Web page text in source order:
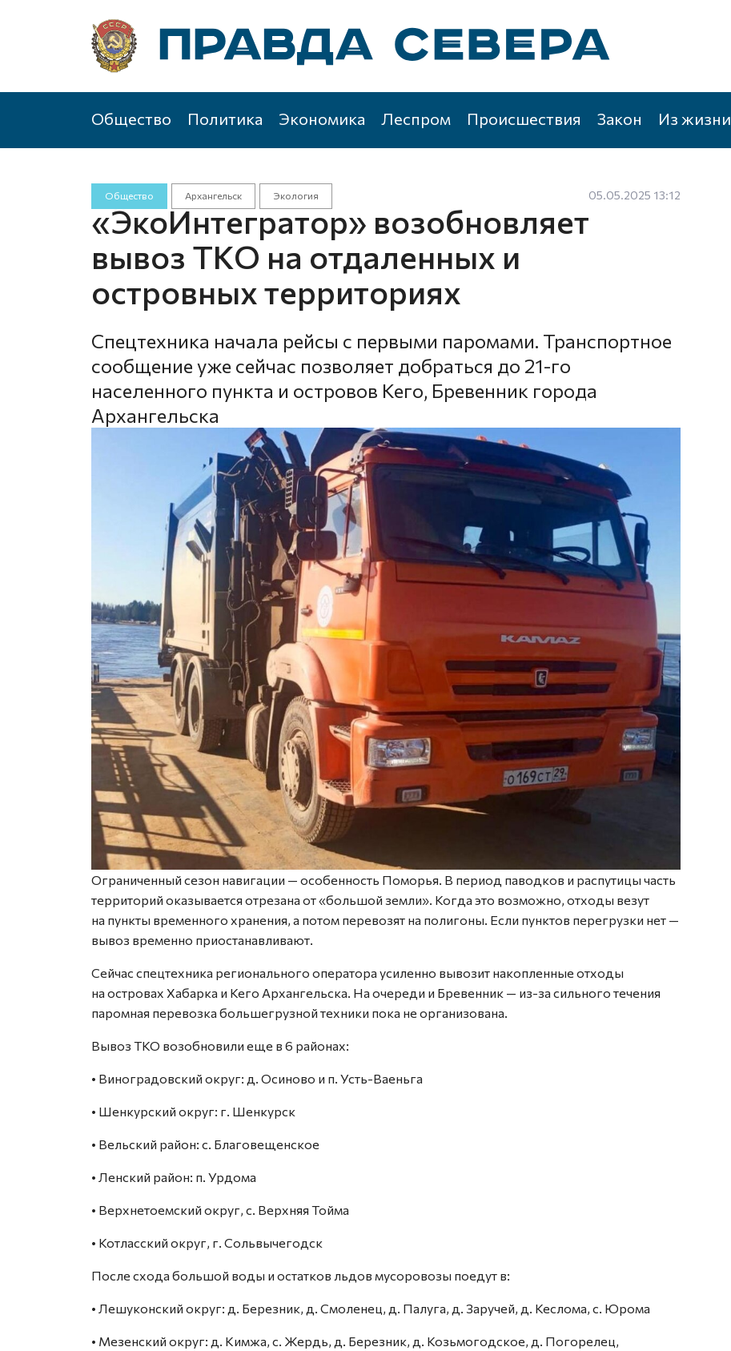
Общество Политика Экономика Леспром Происшествия Закон Из жизни
Общество Архангельск Экология 05.05.2025 13:12
«ЭкоИнтегратор» возобновляет
вывоз ТКО на отдаленных и
островных территориях
Спецтехника начала рейсы с первыми паромами. Транспортное
сообщение уже сейчас позволяет добраться до 21-го
населенного пункта и островов Кего, Бревенник города
Архангельска
Ограниченный сезон навигации — особенность Поморья. В период паводков и распутицы часть
территорий оказывается отрезана от «большой земли». Когда это возможно, отходы везут
на пункты временного хранения, а потом перевозят на полигоны. Если пунктов перегрузки нет —
вывоз временно приостанавливают.
Сейчас спецтехника регионального оператора усиленно вывозит накопленные отходы
на островах Хабарка и Кего Архангельска. На очереди и Бревенник — из-за сильного течения
паромная перевозка большегрузной техники пока не организована.
Вывоз ТКО возобновили еще в 6 районах:
•⁠ ⁠Виноградовский округ: д. Осиново и п. Усть-Ваеньга
•⁠ ⁠Шенкурский округ: г. Шенкурск
•⁠ ⁠Вельский район: с. Благовещенское
•⁠ ⁠Ленский район: п. Урдома
•⁠ ⁠Верхнетоемский округ, с. Верхняя Тойма
•⁠ ⁠Котласский округ, г. Сольвычегодск
После схода большой воды и остатков льдов мусоровозы поедут в:
•⁠ ⁠Лешуконский округ: д. Березник, д. Смоленец, д. Палуга, д. Заручей, д. Кеслома, с. Юрома
•⁠ ⁠Мезенский округ: д. Кимжа, с. Жердь, д. Березник, д. Козьмогодское, д. Погорелец,